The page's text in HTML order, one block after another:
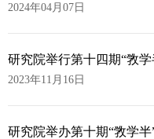
2024年04月07日
研究院举行第十四期“敩学
2023年11月16日
研究院举办第十期“敩学半